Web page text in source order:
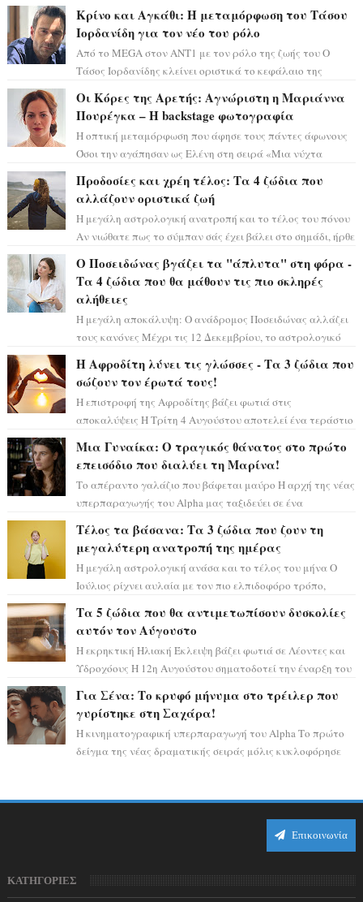
Κρίνο και Αγκάθι: Η μεταμόρφωση του Τάσου
Ιορδανίδη για τον νέο του ρόλο
Από το MEGA στον ΑΝΤ1 με τον ρόλο της ζωής του Ο
Τάσος Ιορδανίδης κλείνει οριστικά το κεφάλαιο της
Οι Κόρες της Αρετής: Αγνώριστη η Μαριάννα
Πουρέγκα – H backstage φωτογραφία
Η οπτική μεταμόρφωση που άφησε τους πάντες άφωνους
Όσοι την αγάπησαν ως Ελένη στη σειρά «Μια νύχτα
Προδοσίες και χρέη τέλος: Τα 4 ζώδια που
αλλάζουν οριστικά ζωή
Η μεγάλη αστρολογική ανατροπή και το τέλος του πόνου
Αν νιώθατε πως το σύμπαν σάς έχει βάλει στο σημάδι, ήρθε
Ο Ποσειδώνας βγάζει τα "άπλυτα" στη φόρα -
Τα 4 ζώδια που θα μάθουν τις πιο σκληρές
αλήθειες
Η μεγάλη αποκάλυψη: Ο ανάδρομος Ποσειδώνας αλλάζει
τους κανόνες Μέχρι τις 12 Δεκεμβρίου, το αστρολογικό
Η Αφροδίτη λύνει τις γλώσσες - Τα 3 ζώδια που
σώζουν τον έρωτά τους!
Η επιστροφή της Αφροδίτης βάζει φωτιά στις
αποκαλύψεις Η Τρίτη 4 Αυγούστου αποτελεί ένα τεράστιο
Μια Γυναίκα: Ο τραγικός θάνατος στο πρώτο
επεισόδιο που διαλύει τη Μαρίνα!
Το απέραντο γαλάζιο που βάφεται μαύρο Η αρχή της νέας
υπερπαραγωγής του Alpha μας ταξιδεύει σε ένα
Τέλος τα βάσανα: Τα 3 ζώδια που ζουν τη
μεγαλύτερη ανατροπή της ημέρας
Η μεγάλη αστρολογική ανάσα και το τέλος του μήνα Ο
Ιούλιος ρίχνει αυλαία με τον πιο ελπιδοφόρο τρόπο,
Τα 5 ζώδια που θα αντιμετωπίσουν δυσκολίες
αυτόν τον Αύγουστο
Η εκρηκτική Ηλιακή Έκλειψη βάζει φωτιά σε Λέοντες και
Υδροχόους Η 12η Αυγούστου σηματοδοτεί την έναρξη του
Για Σένα: Το κρυφό μήνυμα στο τρέιλερ που
γυρίστηκε στη Σαχάρα!
Η κινηματογραφική υπερπαραγωγή του Alpha Το πρώτο
δείγμα της νέας δραματικής σειράς μόλις κυκλοφόρησε
Επικοινωνία
ΚΑΤΗΓΟΡΙΕΣ